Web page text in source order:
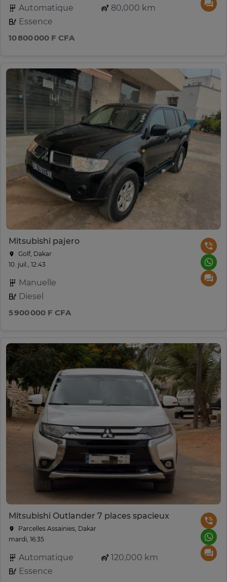
Automatique
80,000 km
Essence
10 800 000 F CFA
Mitsubishi pajero
Golf, Dakar
10. juil., 12:43
Manuelle
Diesel
5 900 000 F CFA
Mitsubishi Outlander 7 places spacieux
Parcelles Assainies, Dakar
mardi, 16:35
Automatique
120,000 km
Essence